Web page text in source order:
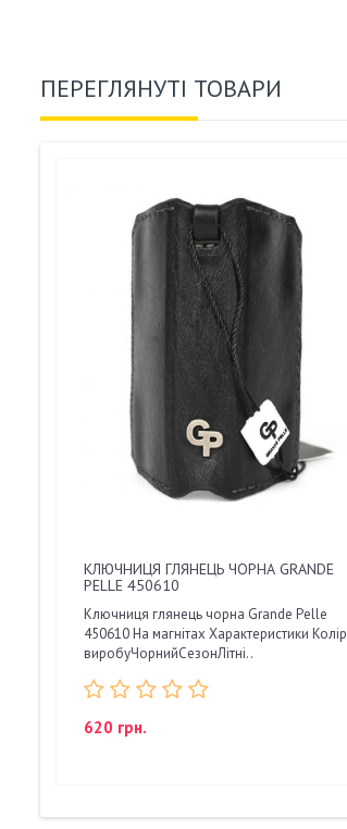
ПЕРЕГЛЯНУТІ ТОВАРИ
КЛЮЧНИЦЯ ГЛЯНЕЦЬ ЧОРНА GRANDE
PELLE 450610
Ключниця глянець чорна Grande Pelle
450610 На магнітах Характеристики Колір
виробуЧорнийСезонЛітні..
620 грн.